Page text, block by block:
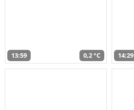
13:59 0,2 °C 14:29